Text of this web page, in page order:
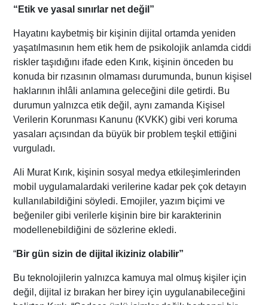
“Etik ve yasal sınırlar net değil”
Hayatını kaybetmiş bir kişinin dijital ortamda yeniden
yaşatılmasının hem etik hem de psikolojik anlamda ciddi
riskler taşıdığını ifade eden Kırık, kişinin önceden bu
konuda bir rızasının olmaması durumunda, bunun kişisel
haklarının ihlâli anlamına geleceğini dile getirdi. Bu
durumun yalnızca etik değil, aynı zamanda Kişisel
Verilerin Korunması Kanunu (KVKK) gibi veri koruma
yasaları açısından da büyük bir problem teşkil ettiğini
vurguladı.
Ali Murat Kırık, kişinin sosyal medya etkileşimlerinden
mobil uygulamalardaki verilerine kadar pek çok detayın
kullanılabildiğini söyledi. Emojiler, yazım biçimi ve
beğeniler gibi verilerle kişinin bire bir karakterinin
modellenebildiğini de sözlerine ekledi.
“Bir gün sizin de dijital ikiziniz olabilir”
Bu teknolojilerin yalnızca kamuya mal olmuş kişiler için
değil, dijital iz bırakan her birey için uygulanabileceğini